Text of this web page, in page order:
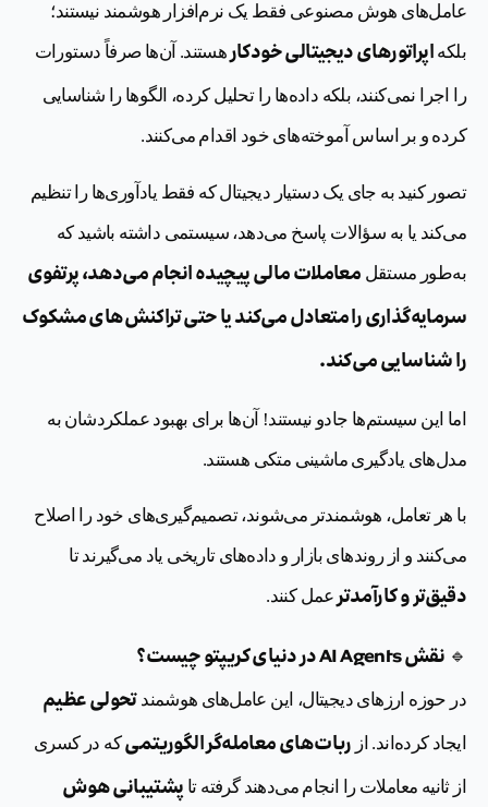
عامل‌های هوش مصنوعی فقط یک نرم‌افزار هوشمند نیستند؛
بلکه اپراتورهای دیجیتالی خودکار هستند. آن‌ها صرفاً دستورات
را اجرا نمی‌کنند، بلکه داده‌ها را تحلیل کرده، الگوها را شناسایی
کرده و بر اساس آموخته‌های خود اقدام می‌کنند.
تصور کنید به جای یک دستیار دیجیتال که فقط یادآوری‌ها را تنظیم
می‌کند یا به سؤالات پاسخ می‌دهد، سیستمی داشته باشید که
به‌طور مستقل معاملات مالی پیچیده انجام می‌دهد، پرتفوی
سرمایه‌گذاری را متعادل می‌کند یا حتی تراکنش‌های مشکوک
را شناسایی می‌کند.
اما این سیستم‌ها جادو نیستند! آن‌ها برای بهبود عملکردشان به
مدل‌های یادگیری ماشینی متکی هستند.
با هر تعامل، هوشمندتر می‌شوند، تصمیم‌گیری‌های خود را اصلاح
می‌کنند و از روندهای بازار و داده‌های تاریخی یاد می‌گیرند تا
دقیق‌تر و کارآمدتر عمل کنند.
🔹 نقش AI Agents در دنیای کریپتو چیست؟
در حوزه ارزهای دیجیتال، این عامل‌های هوشمندتحولی عظیم
ایجاد کرده‌اند. از ربات‌های معامله‌گر الگوریتمیکه در کسری
از ثانیه معاملات را انجام می‌دهند گرفته تا پشتیبانی هوش